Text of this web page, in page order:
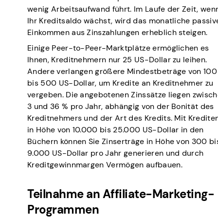
wenig Arbeitsaufwand führt. Im Laufe der Zeit,
Ihr Kreditsaldo wächst, wird das monatliche
Einkommen aus Zinszahlungen erheblich steigen.
Einige Peer-to-Peer-Marktplätze ermöglichen es
Ihnen, Kreditnehmern nur 25 US-Dollar zu leihen.
Andere verlangen größere Mindestbeträge von 100
bis 500 US-Dollar, um Kredite an Kreditnehmer zu
vergeben. Die angebotenen Zinssätze liegen
3 und 36 % pro Jahr, abhängig von der Bonität des
Kreditnehmers und der Art des Kredits. Mit
in Höhe von 10.000 bis 25.000 US-Dollar in den
Büchern können Sie Zinserträge in Höhe von 300
9.000 US-Dollar pro Jahr generieren und durch
Kreditgewinnmargen Vermögen aufbauen.
Teilnahme an Affiliate-Marketing-
Programmen